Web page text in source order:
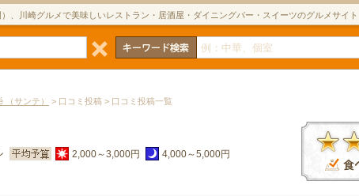
、川崎グルメで美味しいレストラン・居酒屋・ダイニングバー・スイーツのグルメサイト
（サンテ） > 口コミ投稿 > 口コミ投稿一覧
2,000～3,000円
4,000～5,000円